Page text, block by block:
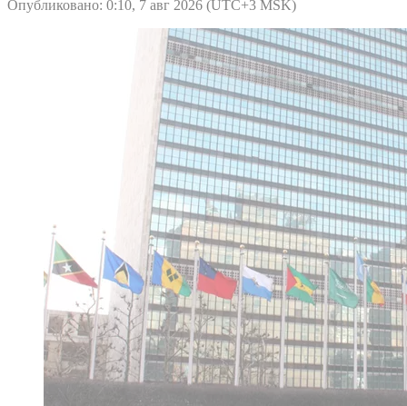
Опубликовано: 0:10, 7 авг 2026 (UTC+3 MSK)